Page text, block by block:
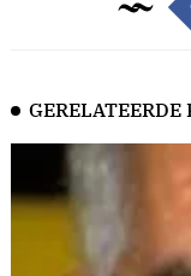
GERELATEERDE